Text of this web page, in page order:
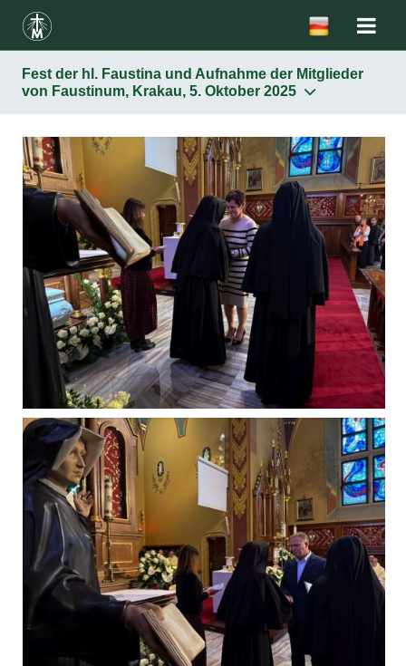
Fest der hl. Faustina und Aufnahme der Mitglieder
von Faustinum, Krakau, 5. Oktober 2025